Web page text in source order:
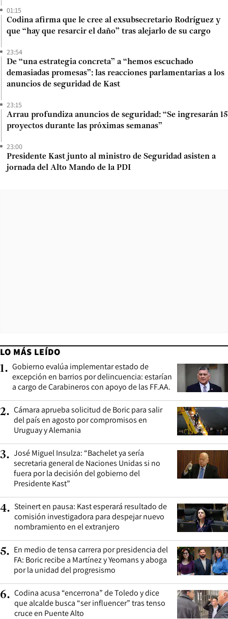
01:15
Codina afirma que le cree al exsubsecretario Rodríguez y
que “hay que resarcir el daño” tras alejarlo de su cargo
23:54
De “una estrategia concreta” a “hemos escuchado
demasiadas promesas”: las reacciones parlamentarias a los
anuncios de seguridad de Kast
23:15
Arrau profundiza anuncios de seguridad: “Se ingresarán 15
proyectos durante las próximas semanas”
23:00
Presidente Kast junto al ministro de Seguridad asisten a
jornada del Alto Mando de la PDI
LO MÁS LEÍDO
1. Gobierno evalúa implementar estado de
excepción en barrios por delincuencia: estarían
a cargo de Carabineros con apoyo de las FF.AA.
2. Cámara aprueba solicitud de Boric para salir
del país en agosto por compromisos en
Uruguay y Alemania
3. José Miguel Insulza: “Bachelet ya sería
secretaria general de Naciones Unidas si no
fuera por la decisión del gobierno del
Presidente Kast”
4. Steinert en pausa: Kast esperará resultado de
comisión investigadora para despejar nuevo
nombramiento en el extranjero
5. En medio de tensa carrera por presidencia del
FA: Boric recibe a Martínez y Yeomans y aboga
por la unidad del progresismo
6. Codina acusa “encerrona” de Toledo y dice
que alcalde busca “ser influencer” tras tenso
cruce en Puente Alto